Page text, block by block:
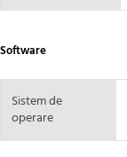
Software
Sistem de
operare